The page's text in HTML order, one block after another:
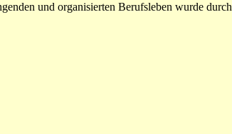
und organisierten Berufsleben wurde